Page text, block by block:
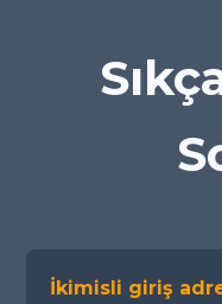
İkimisli giriş